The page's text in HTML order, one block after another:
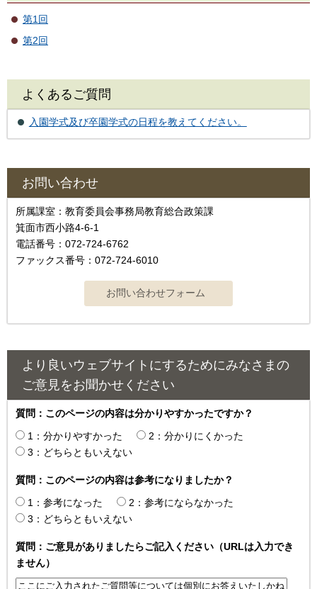
第1回
第2回
よくあるご質問
入園学式及び卒園学式の日程を教えてください。
お問い合わせ
所属課室：教育委員会事務局教育総合政策課
箕面市西小路4‐6‐1
電話番号：072-724-6762
ファックス番号：072-724-6010
より良いウェブサイトにするためにみなさまの
ご意見をお聞かせください
質問：このページの内容は分かりやすかったですか？
1：分かりやすかった
2：分かりにくかった
3：どちらともいえない
質問：このページの内容は参考になりましたか？
1：参考になった
2：参考にならなかった
3：どちらともいえない
質問：ご意見がありましたらご記入ください（URLは入力でき
ません）